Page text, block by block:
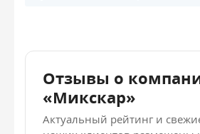
Отзывы о
«Микскар»
Актуальный рейтинг и